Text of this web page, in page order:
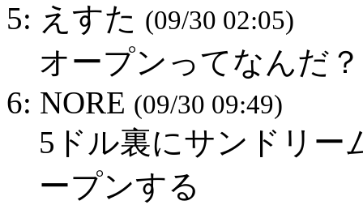
5: えすた (09/30 02:05)
オープンってなんだ？
6: NORE (09/30 09:49)
5ドル裏にサンドリー
ープンする